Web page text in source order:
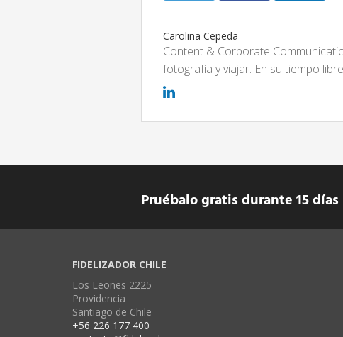
Carolina Cepeda
Content & Corporate
fotografía y viajar. En su tiempo
Pruébalo gratis durante 15
FIDELIZADOR CHILE
Los Leones 2225
Providencia
Santiago de Chile
+56 226 177 400